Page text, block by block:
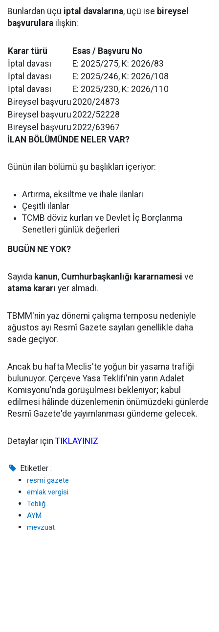
Bunlardan üçü iptal davalarına, üçü ise bireysel
başvurulara ilişkin:
Karar türü
Esas / Başvuru No
İptal davası
E: 2025/275, K: 2026/83
İptal davası
E: 2025/246, K: 2026/108
İptal davası
E: 2025/230, K: 2026/110
Bireysel başvuru 2020/24873
Bireysel başvuru 2022/52228
Bireysel başvuru 2022/63967
İLAN BÖLÜMÜNDE NELER VAR?
Günün ilan bölümü şu başlıkları içeriyor:
Artırma, eksiltme ve ihale ilanları
Çeşitli ilanlar
TCMB döviz kurları ve Devlet İç Borçlanma
Senetleri günlük değerleri
BUGÜN NE YOK?
Sayıda kanun, Cumhurbaşkanlığı kararnamesi ve
atama kararı yer almadı.
TBMM'nin yaz dönemi çalışma temposu nedeniyle
ağustos ayı Resmî Gazete sayıları genellikle daha
sade geçiyor.
Ancak bu hafta Meclis'te yoğun bir yasama trafiği
bulunuyor. Çerçeve Yasa Teklifi'nin yarın Adalet
Komisyonu'nda görüşülmesi bekleniyor; kabul
edilmesi hâlinde düzenlemenin önümüzdeki günlerde
Resmî Gazete'de yayımlanması gündeme gelecek.
Detaylar için TIKLAYINIZ
Etiketler :
resmi gazete
emlak vergisi
Tebliğ
AYM
mevzuat